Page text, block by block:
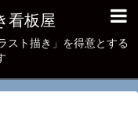
看板屋
スト描き」を得意とする